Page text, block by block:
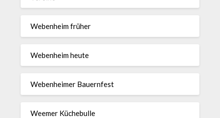
Webenheim früher
Webenheim heute
Webenheimer Bauernfest
Weemer Küchebulle